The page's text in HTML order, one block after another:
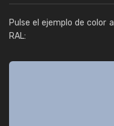
Pulse el ejemplo de color
RAL: